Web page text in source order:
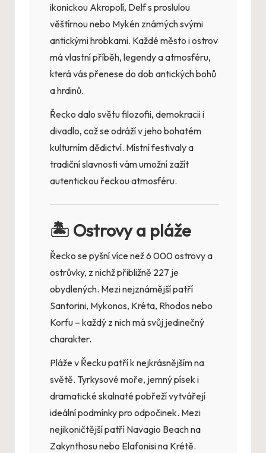
ikonickou Akropolí, Delf s proslulou
věštírnou nebo Mykén známých svými
antickými hrobkami. Každé město i ostrov
má vlastní příběh, legendy a atmosféru,
která vás přenese do dob antických bohů
a hrdinů.
Řecko dalo světu filozofii, demokracii i
divadlo, což se odráží v jeho bohatém
kulturním dědictví. Místní festivaly a
tradiční slavnosti vám umožní zažít
autentickou řeckou atmosféru.
🏝️ Ostrovy a pláže
Řecko se pyšní více než 6 000 ostrovy a
ostrůvky, z nichž přibližně 227 je
obydlených. Mezi nejznámější patří
Santorini, Mykonos, Kréta, Rhodos nebo
Korfu – každý z nich má svůj jedinečný
charakter.
Pláže v Řecku patří k nejkrásnějším na
světě. Tyrkysové moře, jemný písek i
dramatické skalnaté pobřeží vytvářejí
ideální podmínky pro odpočinek. Mezi
nejikoničtější patří Navagio Beach na
Zakynthosu nebo Elafonisi na Krétě.